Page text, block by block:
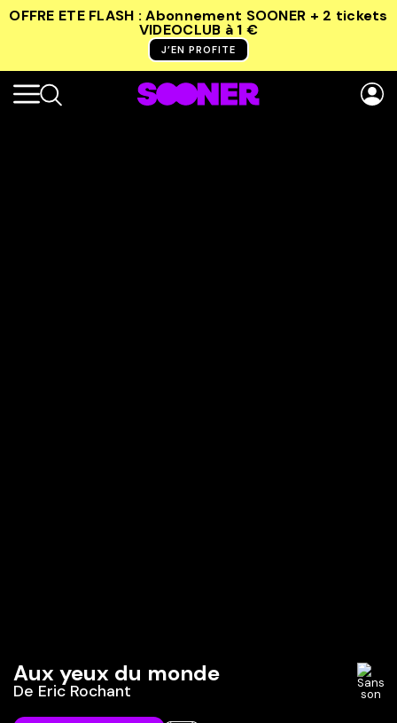
OFFRE ETE FLASH : Abonnement SOONER + 2 tickets
VIDEOCLUB à 1 €
J’EN PROFITE
Aux yeux du monde
De Eric Rochant